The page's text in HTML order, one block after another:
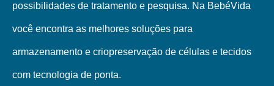
possibilidades de tratamento e pesquisa. Na BebéVida
você encontra as melhores soluções para
armazenamento e criopreservação de células e tecidos
com tecnologia de ponta.